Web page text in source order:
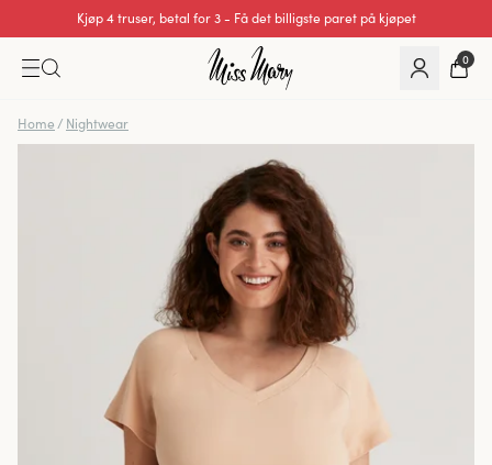
Kjøp 4 truser, betal for 3 - Få det billigste paret på kjøpet
Utmerket 0 av 5
0
Home / Nightwear